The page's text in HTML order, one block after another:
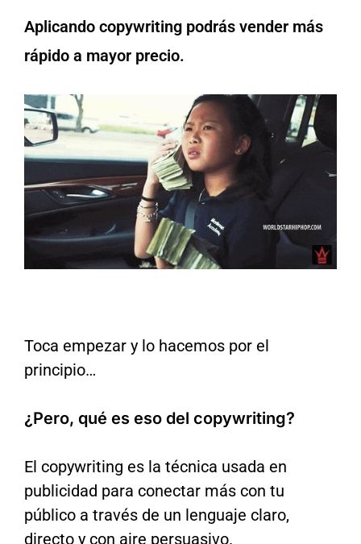
Aplicando copywriting podrás vender más
rápido a mayor precio.
Toca empezar y lo hacemos por el
principio…
¿Pero, qué es eso del copywriting?
El copywriting es la técnica usada en
publicidad para conectar más con tu
público a través de un lenguaje claro,
directo y con aire persuasivo.